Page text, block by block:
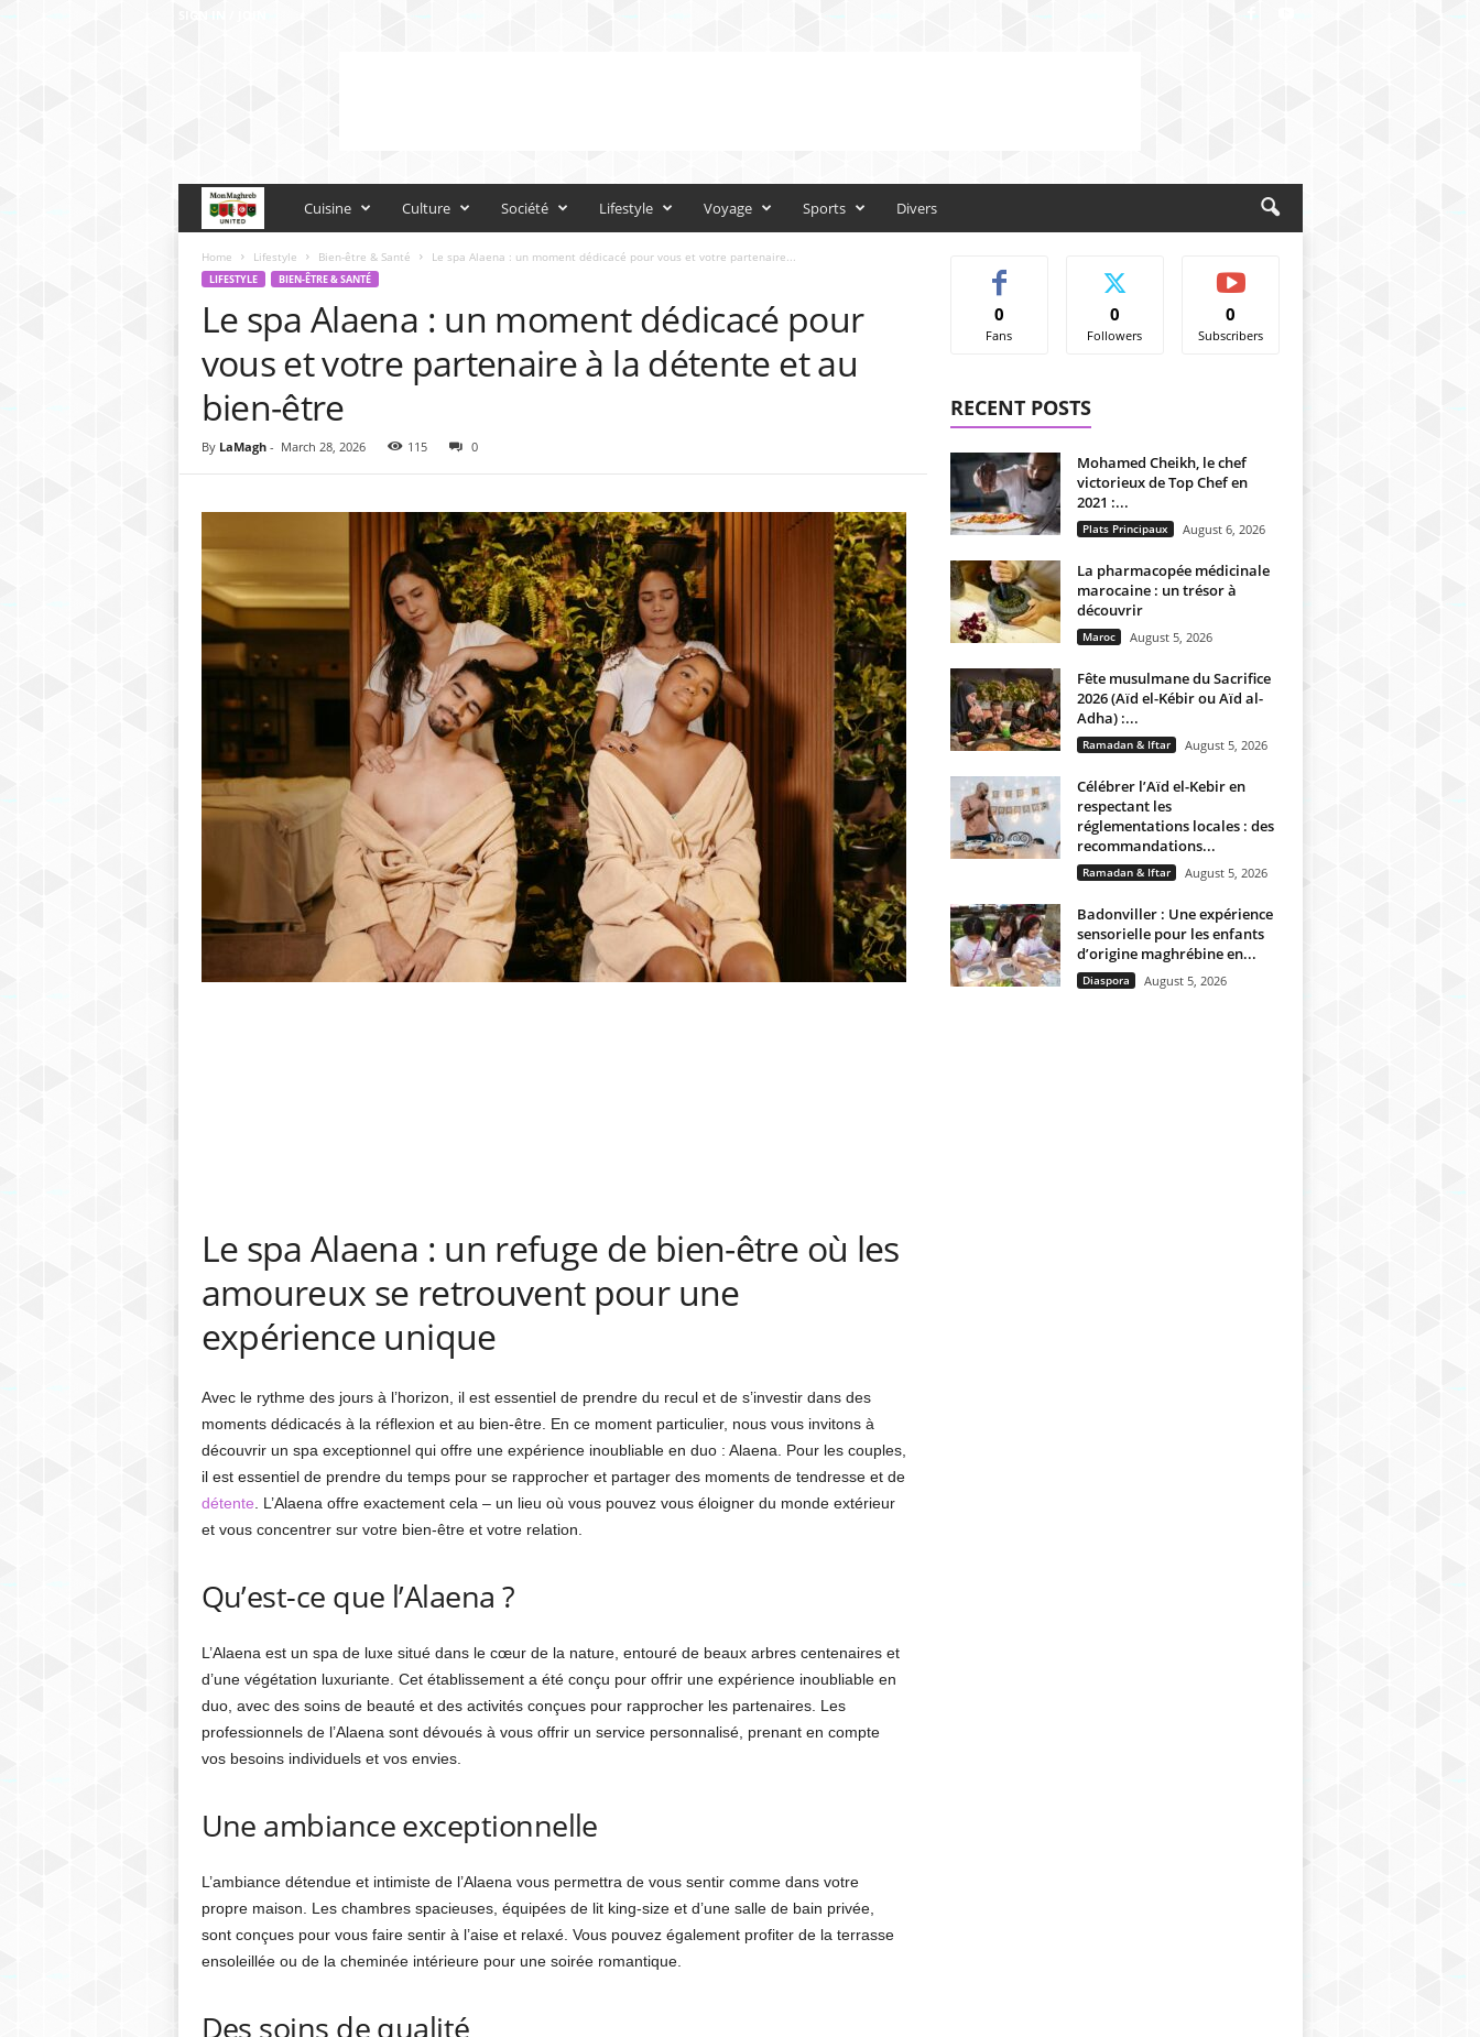
SIGN IN / JOIN
o
a
g
e
Cuisine Culture Société Lifestyle Voyage Sports Divers
Home Lifestyle Bien-être & Santé Le spa Alaena : un moment dédicacé pour vous et votre partenaire...
LIFESTYLE BIEN-ÊTRE & SANTÉ
Le spa Alaena : un moment dédicacé pour
vous et votre partenaire à la détente et au
bien-être
By LaMagh- March 28, 2026 115 0
Le spa Alaena : un refuge de bien-être où les
amoureux se retrouvent pour une
expérience unique
Avec le rythme des jours à l’horizon, il est essentiel de prendre du recul et de s’investir dans des
moments dédicacés à la réflexion et au bien-être. En ce moment particulier, nous vous invitons à
découvrir un spa exceptionnel qui offre une expérience inoubliable en duo : Alaena. Pour les couples,
il est essentiel de prendre du temps pour se rapprocher et partager des moments de tendresse et de
détente . L’Alaena offre exactement cela – un lieu où vous pouvez vous éloigner du monde extérieur
et vous concentrer sur votre bien-être et votre relation.
Qu’est-ce que l’Alaena ?
L’Alaena est un spa de luxe situé dans le cœur de la nature, entouré de beaux arbres centenaires et
d’une végétation luxuriante. Cet établissement a été conçu pour offrir une expérience inoubliable en
duo, avec des soins de beauté et des activités conçues pour rapprocher les partenaires. Les
professionnels de l’Alaena sont dévoués à vous offrir un service personnalisé, prenant en compte
vos besoins individuels et vos envies.
Une ambiance exceptionnelle
L’ambiance détendue et intimiste de l’Alaena vous permettra de vous sentir comme dans votre
propre maison. Les chambres spacieuses, équipées de lit king-size et d’une salle de bain privée,
sont conçues pour vous faire sentir à l’aise et relaxé. Vous pouvez également profiter de la terrasse
ensoleillée ou de la cheminée intérieure pour une soirée romantique.
Des soins de qualité
0
Fans
0
Followers
0
Subscribers
RECENT POSTS
Mohamed Cheikh, le chef
victorieux de Top Chef en
2021 :...
Plats Principaux August 6, 2026
La pharmacopée médicinale
marocaine : un trésor à
découvrir
Maroc August 5, 2026
Fête musulmane du Sacrifice
2026 (Aïd el-Kébir ou Aïd al-
Adha) :...
Ramadan & Iftar August 5, 2026
Célébrer l’Aïd el-Kebir en
respectant les
réglementations locales : des
recommandations...
Ramadan & Iftar August 5, 2026
Badonviller : Une expérience
sensorielle pour les enfants
d’origine maghrébine en...
Diaspora August 5, 2026